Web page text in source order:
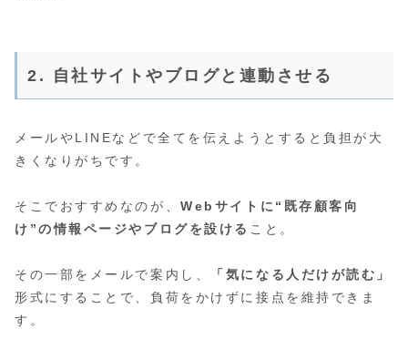
2. 自社サイトやブログと連動させる
メールやLINEなどで全てを伝えようとすると負担が大
きくなりがちです。
そこでおすすめなのが、Webサイトに“既存顧客向
け”の情報ページやブログを設ける こと。
その一部をメールで案内し、
「気になる人だけが読む」
形式にすることで、負荷をかけずに接点を維持できま
す。